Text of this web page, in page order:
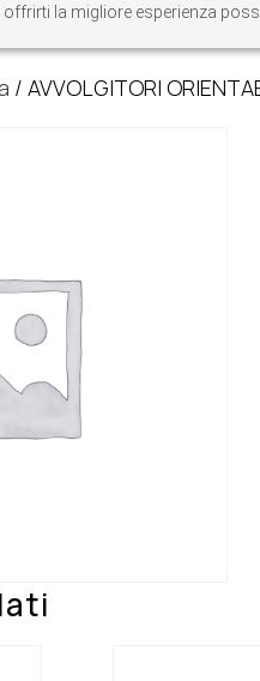
offrirti la migliore esperienza
/ AVVOLGITORI